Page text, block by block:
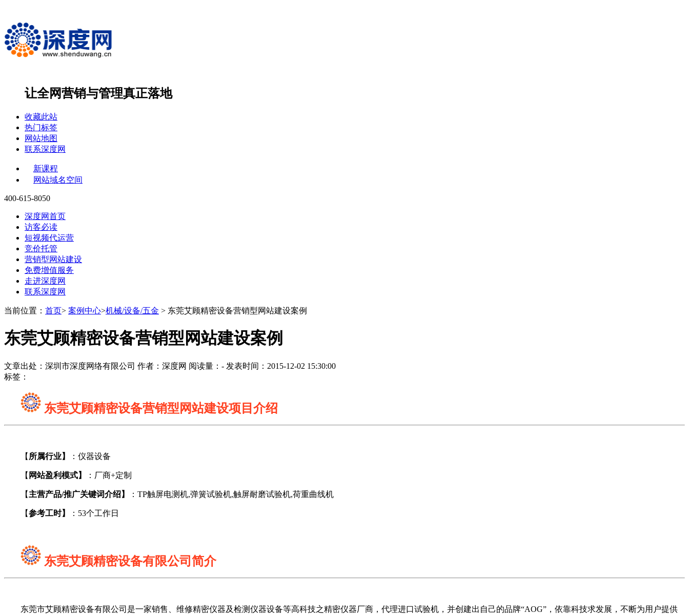
让全网营销与管理真正落地
收藏此站
热门标签
网站地图
联系深度网
新课程
网站域名空间
400-615-8050
深度网首页
访客必读
短视频代运营
竞价托管
营销型网站建设
免费增值服务
走进深度网
联系深度网
当前位置： 首页> 案例中心>机械/设备/五金 > 东莞艾顾精密设备营销型网站建设案例
东莞艾顾精密设备营销型网站建设案例
文章出处：深圳市深度网络有限公司 作者：深度网 阅读量： - 发表时间：2015-12-02 15:30:00
标签：
东莞艾顾精密设备营销型网站建设项目介绍
【 所属行业】 ：仪器设备
【 网站盈利模式】 ：厂商+定制
【主营产品/推广关键词介绍】 ：TP触屏电测机,弹簧试验机,触屏耐磨试验机,荷重曲线机
【参考工时】 ：53个工作日
东莞艾顾精密设备有限公司简介
东莞市艾顾精密设备有限公司是一家销售、维修精密仪器及检测仪器设备等高科技之精密仪器厂商，代理进口试验机，并创建出自己的品牌“AOG”，依靠科技求发展，不断为用户提供